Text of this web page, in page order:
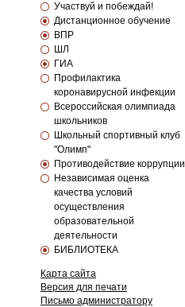
Участвуй и побеждай!
Дистанционное обучение
ВПР
ШЛ
ГИА
Профилактика
коронавирусной инфекции
Всероссийская олимпиада
школьников
Школьный спортивный клуб
"Олимп"
Противодействие коррупции
Независимая оценка
качества условий
осуществления
образовательной
деятельности
БИБЛИОТЕКА
Карта сайта
Версия для печати
Письмо администратору